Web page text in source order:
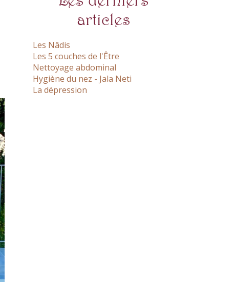
articles
Les Nâdis
Les 5 couches de l'Être
Nettoyage abdominal
Hygiène du nez - Jala Neti
La dépression